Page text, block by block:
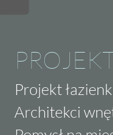
Projekt
Architekci